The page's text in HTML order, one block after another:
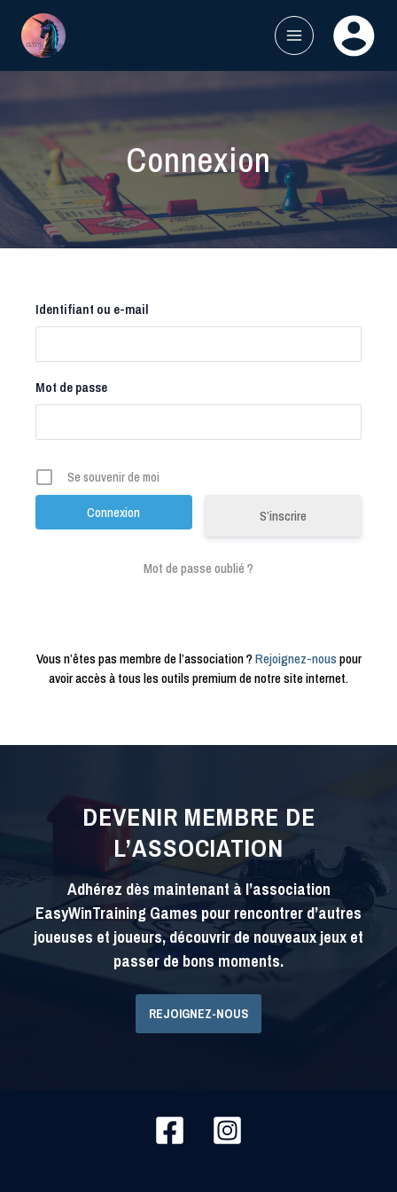
contenu
MAIN
Connexion
Identifiant ou e-mail
Mot de passe
Se souvenir de moi
S’inscrire
Mot de passe oublié ?
Vous n’êtes pas membre de l’association ?Rejoignez-nouspour
avoir accès à tous les outils premium de notre site internet.
DEVENIR MEMBRE DE
L’ASSOCIATION
Adhérez dès maintenant à l’association
EasyWinTraining Games pour rencontrer d’autres
joueuses et joueurs, découvrir de nouveaux jeux et
passer de bons moments.
REJOIGNEZ-NOUS